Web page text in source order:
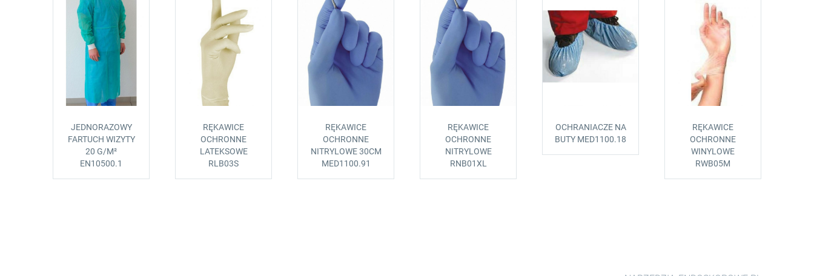
JEDNORAZOWY
FARTUCH WIZYTY
20 G/M²
EN10500.1
RĘKAWICE
OCHRONNE
LATEKSOWE
RLB03S
RĘKAWICE
OCHRONNE
NITRYLOWE 30CM
MED1100.91
RĘKAWICE
OCHRONNE
NITRYLOWE
RNB01XL
OCHRANIACZE NA
BUTY MED1100.18
RĘKAWICE
OCHRONNE
WINYLOWE
RWB05M